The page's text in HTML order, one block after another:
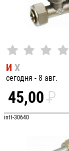
И Х
сегодня - 8 авг.
45,00P
УБ.
intt-30640